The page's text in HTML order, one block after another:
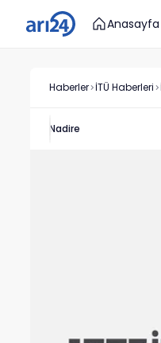
Anasayfa
Haberler İTÜ Haberleri
Nadire